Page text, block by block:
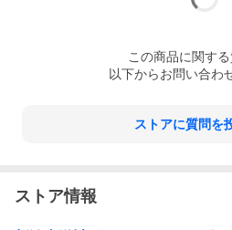
この商品に関する
以下からお問い合わ
ストアに質問を
ストア情報